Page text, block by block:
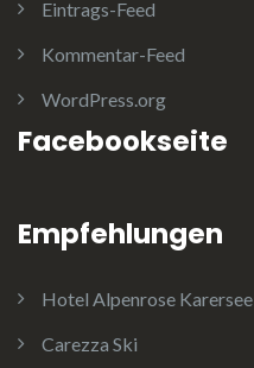
Eintrags-Feed
Kommentar-Feed
WordPress.org
Facebookseite
Empfehlungen
Hotel Alpenrose Karersee
Carezza Ski